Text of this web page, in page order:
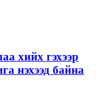
хийх гэхээр
нэхээд байна